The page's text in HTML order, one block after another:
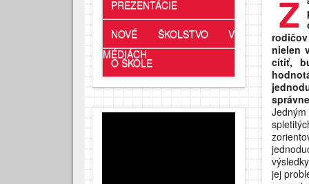
PREZENTÁCIE
NOVÉ ŠKOLSTVO V
MÉDIÁCH
O ŠKOLE
Z
nielen
cítiť,
jej